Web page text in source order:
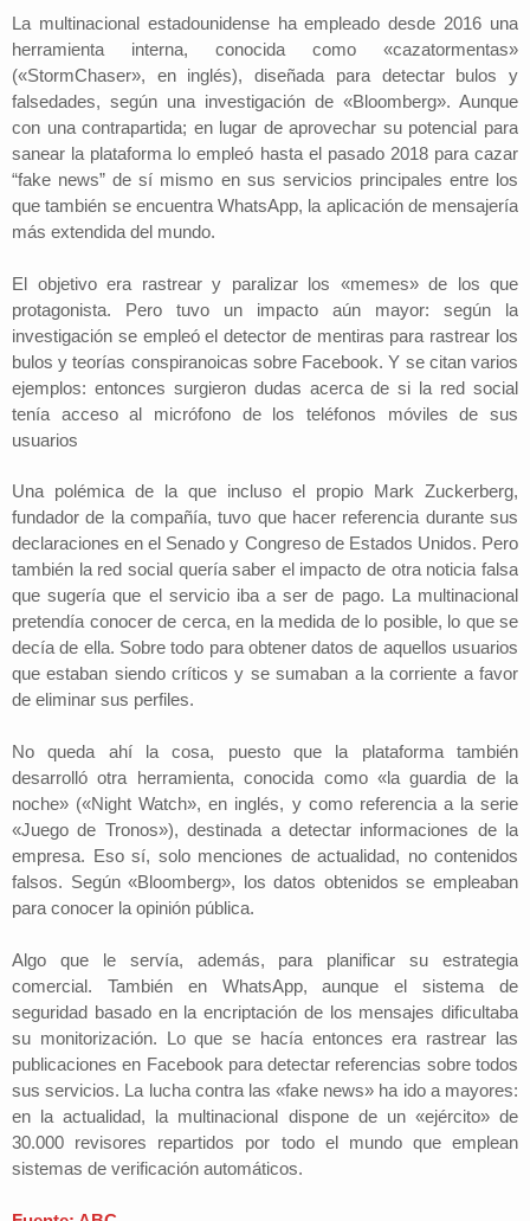
La multinacional estadounidense ha empleado desde 2016 una
herramienta interna, conocida como «cazatormentas»
(«StormChaser», en inglés), diseñada para detectar bulos y
falsedades, según una investigación de «Bloomberg». Aunque
con una contrapartida; en lugar de aprovechar su potencial para
sanear la plataforma lo empleó hasta el pasado 2018 para cazar
“fake news” de sí mismo en sus servicios principales entre los
que también se encuentra WhatsApp, la aplicación de mensajería
más extendida del mundo.
El objetivo era rastrear y paralizar los «memes» de los que
protagonista. Pero tuvo un impacto aún mayor: según la
investigación se empleó el detector de mentiras para rastrear los
bulos y teorías conspiranoicas sobre Facebook. Y se citan varios
ejemplos: entonces surgieron dudas acerca de si la red social
tenía acceso al micrófono de los teléfonos móviles de sus
usuarios
Una polémica de la que incluso el propio Mark Zuckerberg,
fundador de la compañía, tuvo que hacer referencia durante sus
declaraciones en el Senado y Congreso de Estados Unidos. Pero
también la red social quería saber el impacto de otra noticia falsa
que sugería que el servicio iba a ser de pago. La multinacional
pretendía conocer de cerca, en la medida de lo posible, lo que se
decía de ella. Sobre todo para obtener datos de aquellos usuarios
que estaban siendo críticos y se sumaban a la corriente a favor
de eliminar sus perfiles.
No queda ahí la cosa, puesto que la plataforma también
desarrolló otra herramienta, conocida como «la guardia de la
noche» («Night Watch», en inglés, y como referencia a la serie
«Juego de Tronos»), destinada a detectar informaciones de la
empresa. Eso sí, solo menciones de actualidad, no contenidos
falsos. Según «Bloomberg», los datos obtenidos se empleaban
para conocer la opinión pública.
Algo que le servía, además, para planificar su estrategia
comercial. También en WhatsApp, aunque el sistema de
seguridad basado en la encriptación de los mensajes dificultaba
su monitorización. Lo que se hacía entonces era rastrear las
publicaciones en Facebook para detectar referencias sobre todos
sus servicios. La lucha contra las «fake news» ha ido a mayores:
en la actualidad, la multinacional dispone de un «ejército» de
30.000 revisores repartidos por todo el mundo que emplean
sistemas de verificación automáticos.